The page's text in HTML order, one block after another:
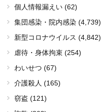
個人情報漏えい (62)
集団感染・院内感染 (4,739)
新型コロナウイルス (4,842)
虐待・身体拘束 (254)
わいせつ (67)
介護殺人 (165)
窃盗 (121)